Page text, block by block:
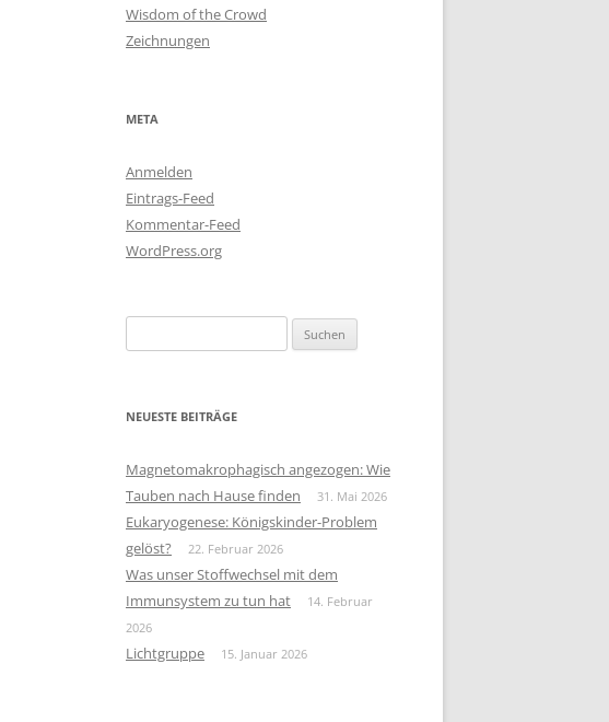
Wisdom of the Crowd
Zeichnungen
META
Anmelden
Eintrags-Feed
Kommentar-Feed
WordPress.org
nach:
NEUESTE BEITRÄGE
Magnetomakrophagisch angezogen: Wie
Tauben nach Hause finden
31. Mai 2026
Eukaryogenese: Königskinder-Problem
gelöst?
22. Februar 2026
Was unser Stoffwechsel mit dem
Immunsystem zu tun hat
14. Februar
2026
Lichtgruppe 15. Januar 2026